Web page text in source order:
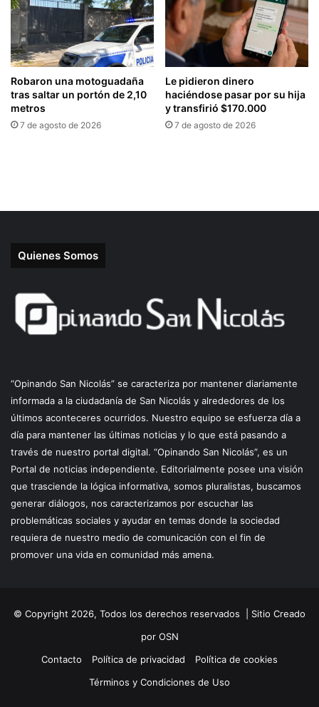
Quienes Somos
“Opinando San Nicolás” se caracteriza por mantener diariamente
informada a la ciudadanía de San Nicolás y alrededores de los
últimos aconteceres ocurridos. Nuestro equipo se esfuerza día a
día para mantener las últimas noticias y lo que está pasando a
través de nuestro portal digital. “Opinando San Nicolás”, es un
Portal de noticias independiente. Editorialmente posee una visión
que trasciende la lógica informativa, somos pluralistas, buscamos
generar diálogos, nos caracterizamos por escuchar las
problemáticas sociales y ayudar en temas donde la sociedad
requiera de nuestro medio de comunicación con el fin de
promover una vida en comunidad más amena.
© Copyright 2026, Todos los derechos reservados | Sitio Creado
por OSN
Contacto
Política de privacidad
Política de cookies
Términos y Condiciones de Uso